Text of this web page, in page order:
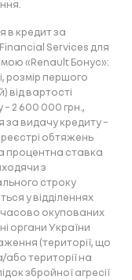
в кредит за
Services для
«Renault Бонус»:
розмір першого
від вартості
2 600 000 грн.,
за видачу кредиту –
реєстрі обтяжень
процентна ставка
з
строку
у відділеннях
окупованих
органи України
(території, що
або території на
збройної агресії